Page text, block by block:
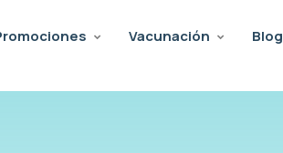
Vacunación Blog